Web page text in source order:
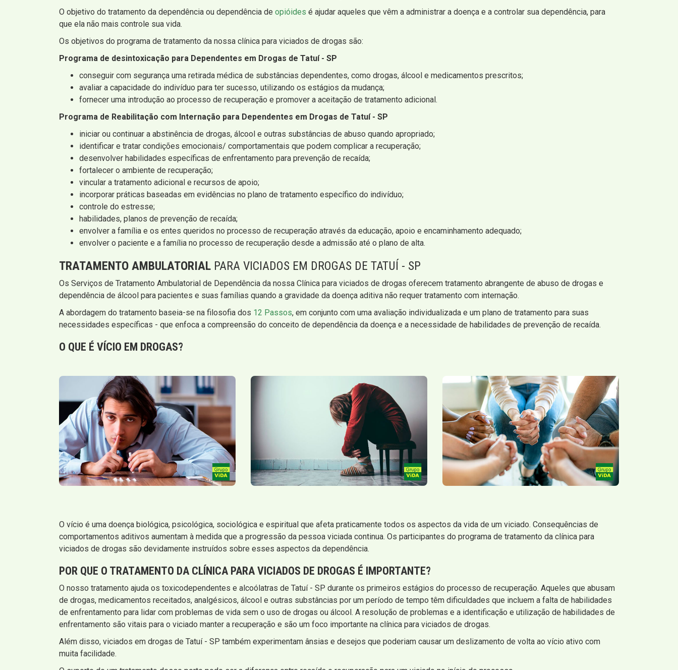
O objetivo do tratamento da dependência ou dependência de opióides é ajudar aqueles que vêm a administrar a doença e a controlar sua dependência, para
que ela não mais controle sua vida.
Os objetivos do programa de tratamento da nossa clínica para viciados de drogas são:
Programa de desintoxicação para Dependentes em Drogas de Tatuí - SP
conseguir com segurança uma retirada médica de substâncias dependentes, como drogas, álcool e medicamentos prescritos;
avaliar a capacidade do indivíduo para ter sucesso, utilizando os estágios da mudança;
fornecer uma introdução ao processo de recuperação e promover a aceitação de tratamento adicional.
Programa de Reabilitação com Internação para Dependentes em Drogas de Tatuí - SP
iniciar ou continuar a abstinência de drogas, álcool e outras substâncias de abuso quando apropriado;
identificar e tratar condições emocionais/ comportamentais que podem complicar a recuperação;
desenvolver habilidades específicas de enfrentamento para prevenção de recaída;
fortalecer o ambiente de recuperação;
vincular a tratamento adicional e recursos de apoio;
incorporar práticas baseadas em evidências no plano de tratamento específico do indivíduo;
controle do estresse;
habilidades, planos de prevenção de recaída;
envolver a família e os entes queridos no processo de recuperação através da educação, apoio e encaminhamento adequado;
envolver o paciente e a família no processo de recuperação desde a admissão até o plano de alta.
TRATAMENTO AMBULATORIAL PARA VICIADOS EM DROGAS DE TATUÍ - SP
Os Serviços de Tratamento Ambulatorial de Dependência da nossa Clínica para viciados de drogas oferecem tratamento abrangente de abuso de drogas e
dependência de álcool para pacientes e suas famílias quando a gravidade da doença aditiva não requer tratamento com internação.
A abordagem do tratamento baseia-se na filosofia dos 12 Passos, em conjunto com uma avaliação individualizada e um plano de tratamento para suas
necessidades específicas - que enfoca a compreensão do conceito de dependência da doença e a necessidade de habilidades de prevenção de recaída.
O QUE É VÍCIO EM DROGAS?
O vício é uma doença biológica, psicológica, sociológica e espiritual que afeta praticamente todos os aspectos da vida de um viciado. Consequências de
comportamentos aditivos aumentam à medida que a progressão da pessoa viciada continua. Os participantes do programa de tratamento da clínica para
viciados de drogas são devidamente instruídos sobre esses aspectos da dependência.
POR QUE O TRATAMENTO DA CLÍNICA PARA VICIADOS DE DROGAS É IMPORTANTE?
O nosso tratamento ajuda os toxicodependentes e alcoólatras de Tatuí - SP durante os primeiros estágios do processo de recuperação. Aqueles que abusam
de drogas, medicamentos receitados, analgésicos, álcool e outras substâncias por um período de tempo têm dificuldades que incluem a falta de habilidades
de enfrentamento para lidar com problemas de vida sem o uso de drogas ou álcool. A resolução de problemas e a identificação e utilização de habilidades de
enfrentamento são vitais para o viciado manter a recuperação e são um foco importante na clínica para viciados de drogas.
Além disso, viciados em drogas de Tatuí - SP também experimentam ânsias e desejos que poderiam causar um deslizamento de volta ao vício ativo com
muita facilidade.